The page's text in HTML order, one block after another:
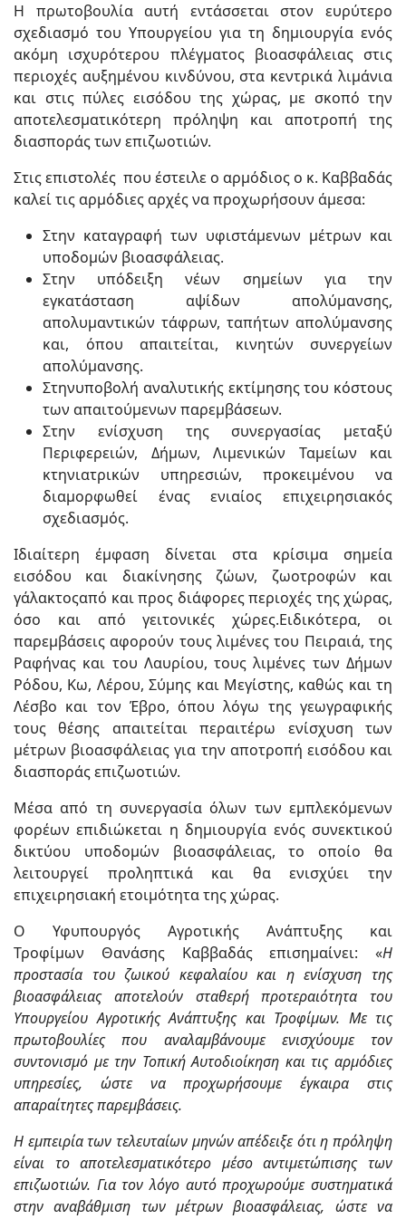
Η πρωτοβουλία αυτή εντάσσεται στον ευρύτερο
σχεδιασμό του Υπουργείου για τη δημιουργία ενός
ακόμη ισχυρότερου πλέγματος βιοασφάλειας στις
περιοχές αυξημένου κινδύνου, στα κεντρικά λιμάνια
και στις πύλες εισόδου της χώρας, με σκοπό την
αποτελεσματικότερη πρόληψη και αποτροπή της
διασποράς των επιζωοτιών.
Στις επιστολές που έστειλε ο αρμόδιος ο κ. Καββαδάς
καλεί τις αρμόδιες αρχές να προχωρήσουν άμεσα:
Στην καταγραφή των υφιστάμενων μέτρων και
υποδομών βιοασφάλειας.
Στην υπόδειξη νέων σημείων για την
εγκατάσταση αψίδων απολύμανσης,
απολυμαντικών τάφρων, ταπήτων απολύμανσης
και, όπου απαιτείται, κινητών συνεργείων
απολύμανσης.
Στηνυποβολή αναλυτικής εκτίμησης του κόστους
των απαιτούμενων παρεμβάσεων.
Στην ενίσχυση της συνεργασίας μεταξύ
Περιφερειών, Δήμων, Λιμενικών Ταμείων και
κτηνιατρικών υπηρεσιών, προκειμένου να
διαμορφωθεί ένας ενιαίος επιχειρησιακός
σχεδιασμός.
Ιδιαίτερη έμφαση δίνεται στα κρίσιμα σημεία
εισόδου και διακίνησης ζώων, ζωοτροφών και
γάλακτοςαπό και προς διάφορες περιοχές της χώρας,
όσο και από γειτονικές χώρες.Ειδικότερα, οι
παρεμβάσεις αφορούν τους λιμένες του Πειραιά, της
Ραφήνας και του Λαυρίου, τους λιμένες των Δήμων
Ρόδου, Κω, Λέρου, Σύμης και Μεγίστης, καθώς και τη
Λέσβο και τον Έβρο, όπου λόγω της γεωγραφικής
τους θέσης απαιτείται περαιτέρω ενίσχυση των
μέτρων βιοασφάλειας για την αποτροπή εισόδου και
διασποράς επιζωοτιών.
Μέσα από τη συνεργασία όλων των εμπλεκόμενων
φορέων επιδιώκεται η δημιουργία ενός συνεκτικού
δικτύου υποδομών βιοασφάλειας, το οποίο θα
λειτουργεί προληπτικά και θα ενισχύει την
επιχειρησιακή ετοιμότητα της χώρας.
Ο Υφυπουργός Αγροτικής Ανάπτυξης και
Τροφίμων Θανάσης Καββαδάς επισημαίνει: «Η
προστασία του ζωικού κεφαλαίου και η ενίσχυση της
βιοασφάλειας αποτελούν σταθερή προτεραιότητα του
Υπουργείου Αγροτικής Ανάπτυξης και Τροφίμων. Με τις
πρωτοβουλίες που αναλαμβάνουμε ενισχύουμε τον
συντονισμό με την Τοπική Αυτοδιοίκηση και τις αρμόδιες
υπηρεσίες, ώστε να προχωρήσουμε έγκαιρα στις
απαραίτητες παρεμβάσεις.
Η εμπειρία των τελευταίων μηνών απέδειξε ότι η πρόληψη
είναι το αποτελεσματικότερο μέσο αντιμετώπισης των
επιζωοτιών. Για τον λόγο αυτό προχωρούμε συστηματικά
στην αναβάθμιση των μέτρων βιοασφάλειας, ώστε να